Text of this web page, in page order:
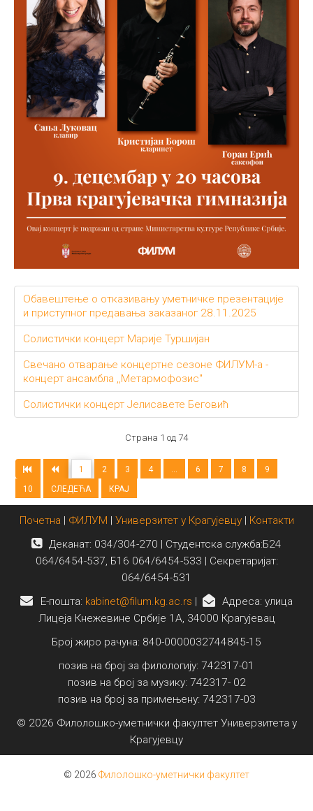
Обавештење о отказивању уметничке презентације
и приступног предавања заказаног 28.11.2025
Солистички концерт Марије Туршијан
Свечано отварање концертне сезоне ФИЛУМ-а -
концерт ансамбла ,,Метармофозис"
Солистички концерт Јелисавете Беговић
Страна 1 од 74
1 2 3 4 ... 6 7 8
9
10
СЛЕДЕЋА КРАЈ
Почетна | ФИЛУМ | Универзитет у Крагујевцу| Контакти
Деканат: 034/304-270 | Студентска служба:Б24
064/6454-537, Б16 064/6454-533 | Секретаријат:
064/6454-531
E-пошта: kabinet@filum.kg.ac.rs |
Адреса: улица
Лицеја Кнежевине Србије 1А, 34000 Крагујевац
Број жиро рачуна: 840-0000032744845-15
позив на број за филологију: 742317-01
позив на број за музику: 742317- 02
позив на број за примењену: 742317-03
© 2026 Филолошко-уметнички факултет Универзитета у
Крагујевцу
© 2026 Филолошко-уметнички факултет